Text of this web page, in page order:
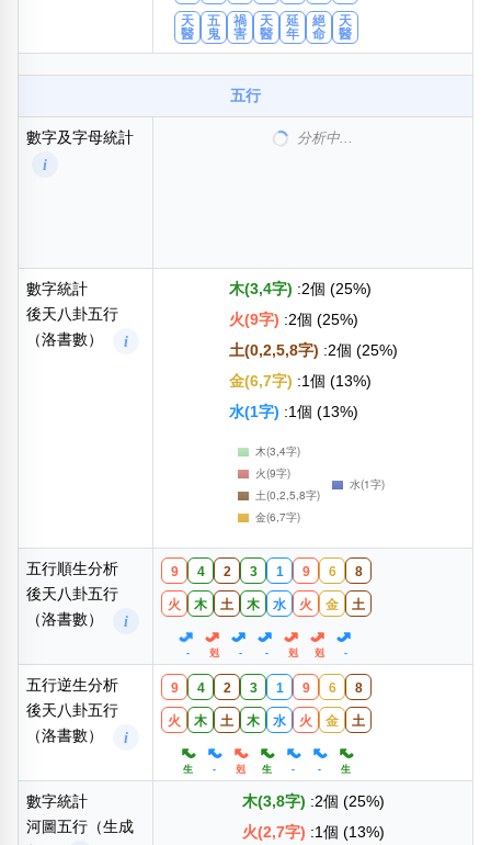
天
醫
五
鬼
禍
害
天
醫
延
年
絕
命
天
醫
五行
數字及字母統計
i
分析中...
數字統計
後天八卦五行
（洛書數）
i
木(3,4字) :2個 (25%)
火(9字) :2個 (25%)
土(0,2,5,8字) :2個 (25%)
金(6,7字) :1個 (13%)
水(1字) :1個 (13%)
五行順生分析
後天八卦五行
（洛書數）
i
9 4 2 3 1 9 6 8
火 木 土 木 水 火 金 土
- 剋 - - 剋 剋 -
五行逆生分析
後天八卦五行
（洛書數）
i
9 4 2 3 1 9 6 8
火 木 土 木 水 火 金 土
生 - 剋 生 - - 生
數字統計
河圖五行（生成
木(3,8字) :2個 (25%)
火(2,7字) :1個 (13%)